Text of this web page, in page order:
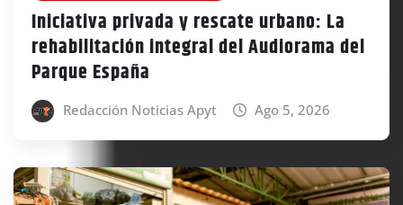
Iniciativa privada y rescate urbano: La
rehabilitación integral del Audiorama del
Parque España
Redacción Noticias Apyt Ago 5, 2026